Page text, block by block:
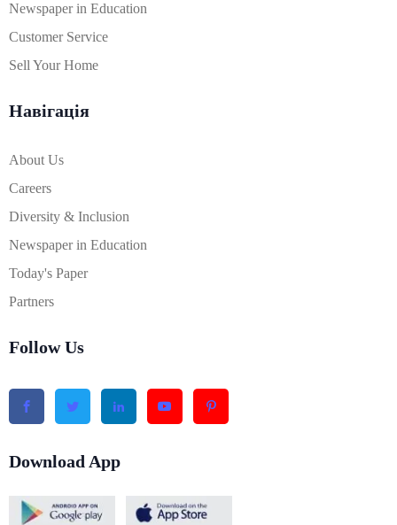
Newspaper in Education
Customer Service
Sell Your Home
Навігація
About Us
Careers
Diversity & Inclusion
Newspaper in Education
Today's Paper
Partners
Follow Us
Download App